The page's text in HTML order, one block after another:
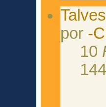
por -
10